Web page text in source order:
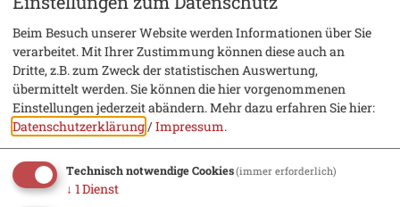
Wir freuen uns auf euer Kommen!
Festausschuss der FFW Grampersdorf
Info: 0174 3824116
Beim Besuch unserer Website werden Informationen über Sie
verarbeitet. Mit Ihrer Zustimmung können diese auch an
Dritte, z.B. zum Zweck der statistischen Auswertung,
übermittelt werden. Sie können die hier vorgenommenen
Einstellungen jederzeit abändern.Mehr dazu erfahren Sie hier:
Datenschutzerklärung/Impressum.
Technisch notwendige Cookies(immer erforderlich)
↓ 1Dienst